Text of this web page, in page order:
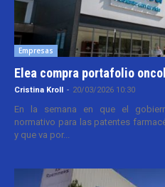
Empresas
Elea compra portafolio
Cristina Kroll - 20/03/2026 10:30
En la semana en que el
normativo para las patentes
y que va por...